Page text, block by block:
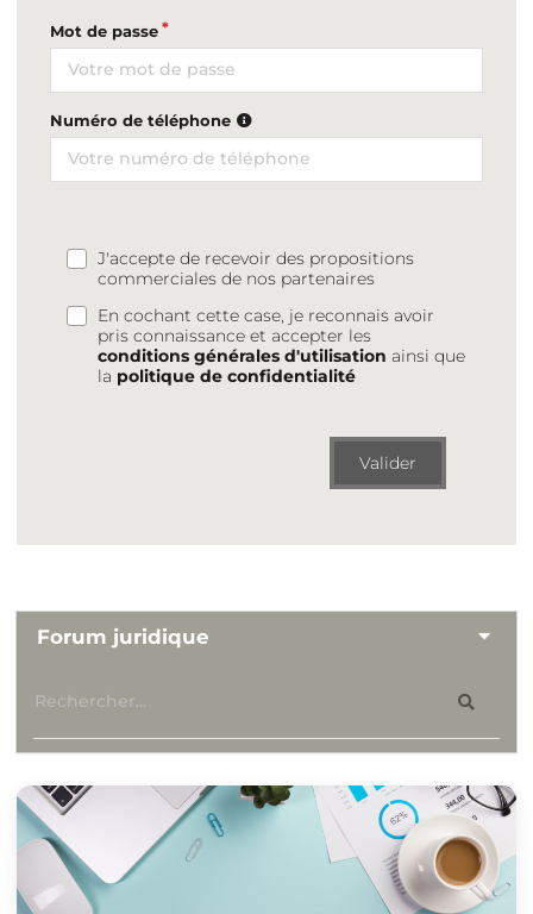
Mot de passe
Numéro de téléphone
J'accepte de recevoir des propositions
commerciales de nos partenaires
En cochant cette case, je reconnais avoir
pris connaissance et accepter les
conditions générales d'utilisation ainsi que
la politique de confidentialité
Valider
Forum juridique